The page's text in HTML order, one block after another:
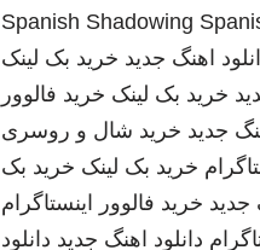
Spanish Shadowing
اهنگ جدید خرید بک لینک
خرید بک لینک خرید فالوور
جدید خرید شال و روسری
خرید بک لینک خرید بک
جدید خرید فالوور اینستاگرام
دانلود اهنگ جدید دانلود